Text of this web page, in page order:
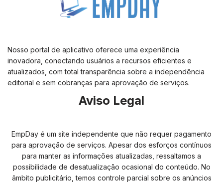
Nosso portal de aplicativo oferece uma experiência
inovadora, conectando usuários a recursos eficientes e
atualizados, com total transparência sobre a independência
editorial e sem cobranças para aprovação de serviços.
Aviso Legal
EmpDay é um site independente que não requer pagamento
para aprovação de serviços. Apesar dos esforços contínuos
para manter as informações atualizadas, ressaltamos a
possibilidade de desatualização ocasional do conteúdo. No
âmbito publicitário, temos controle parcial sobre os anúncios